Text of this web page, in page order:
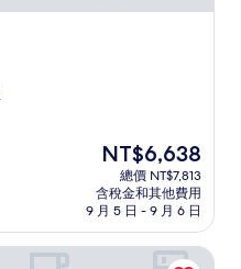
現
價
格
為
NT$6,638
NT$6,638
總價 NT$7,813
含稅金和其他費用
9 月 5 日 - 9 月 6 日